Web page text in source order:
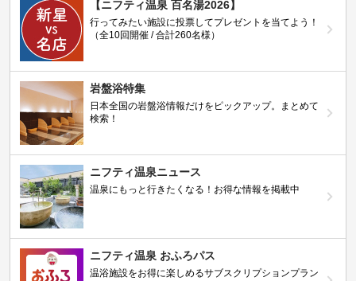
【ニフティ温泉 百名湯2026】
行ってみたい施設に投票してプレゼントを当てよう！
（全10回開催 / 合計260名様）
岩盤浴特集
日本全国の岩盤浴情報だけをピックアップ。まとめて
検索！
ニフティ温泉ニュース
温泉にもっと行きたくなる！お得な情報を掲載中
ニフティ温泉 おふろパス
温浴施設をお得に楽しめるサブスクリプションプラン